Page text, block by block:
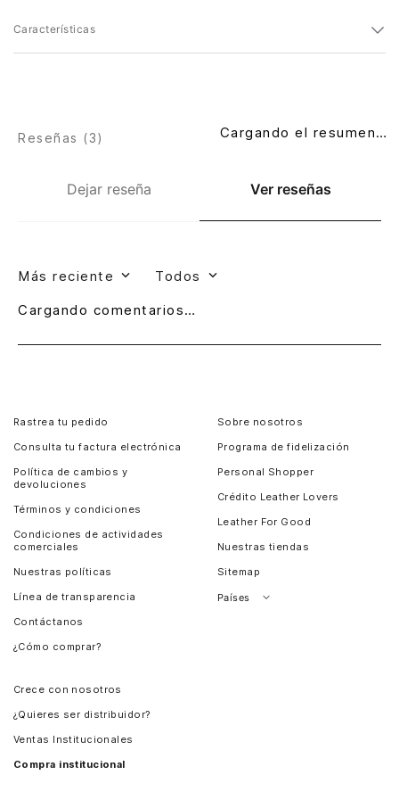
Características
Dejar reseña Ver reseñas
Reseñas (3) Cargando el resumen…
Más reciente Todos
Cargando comentarios…
Rastrea tu pedido
Consulta tu factura electrónica
Política de cambios y
devoluciones
Términos y condiciones
Condiciones de actividades
comerciales
Nuestras políticas
Línea de transparencia
Contáctanos
¿Cómo comprar?
Sobre nosotros
Programa de fidelización
Personal Shopper
Crédito Leather Lovers
Leather For Good
Nuestras tiendas
Sitemap
Países
Crece con nosotros
¿Quieres ser distribuidor?
Ventas Institucionales
Compra institucional